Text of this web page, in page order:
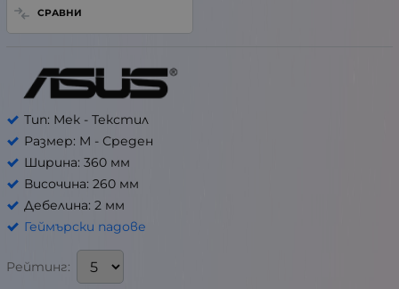
СРАВНИ
Тип: Мек - Текстил
Размер: M - Среден
Ширина: 360 мм
Височина: 260 мм
Дебелина: 2 мм
Геймърски падове
Рейтинг: